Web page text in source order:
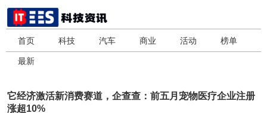
首页 科技 汽车 商业 活动 榜单
最新
它经济激活新消费赛道，企查查：前五月宠物医疗企业注册
涨超10%